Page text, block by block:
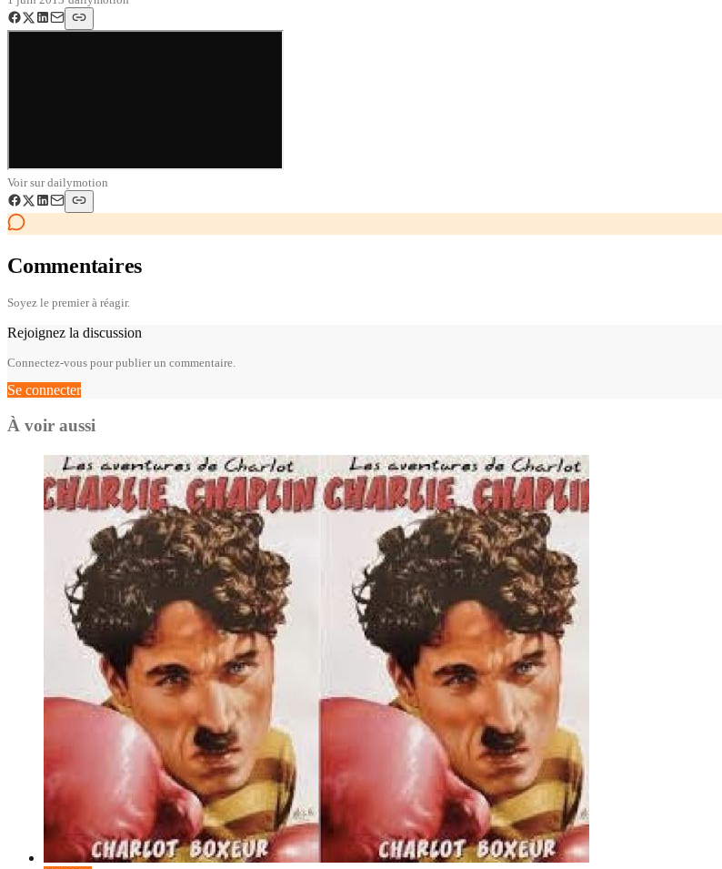
Voir surdailymotion
Commentaires
Soyez le premier à réagir.
Rejoignez la discussion
Connectez-vous pour publier un commentaire.
Se connecter
À voir aussi